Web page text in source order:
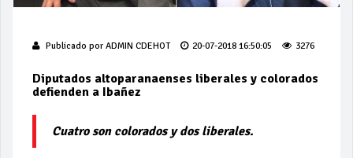
Publicado por ADMIN CDEHOT 20-07-2018 16:50:05 3276
Diputados altoparanaenses liberales y colorados
defienden a Ibañez
Cuatro son colorados y dos liberales.